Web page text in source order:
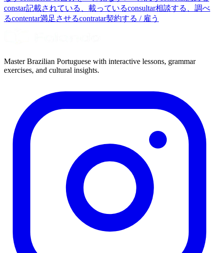
constar記載されている、載っているconsultar相談する、調べ
るcontentar満足させるcontratar契約する / 雇う
Master Brazilian Portuguese with interactive lessons, grammar
exercises, and cultural insights.